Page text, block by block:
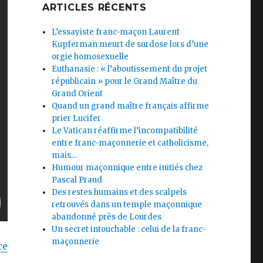
ARTICLES RÉCENTS
L’essayiste franc-maçon Laurent
Kupferman meurt de surdose lors d’une
orgie homosexuelle
Euthanasie : « l’aboutissement du projet
républicain » pour le Grand Maître du
Grand Orient
Quand un grand maître français affirme
prier Lucifer
Le Vatican réaffirme l’incompatibilité
entre franc-maçonnerie et catholicisme,
mais…
Humour maçonnique entre initiés chez
Pascal Praud
Des restes humains et des scalpels
retrouvés dans un temple maçonnique
abandonné près de Lourdes
Un secret intouchable : celui de la franc-
maçonnerie